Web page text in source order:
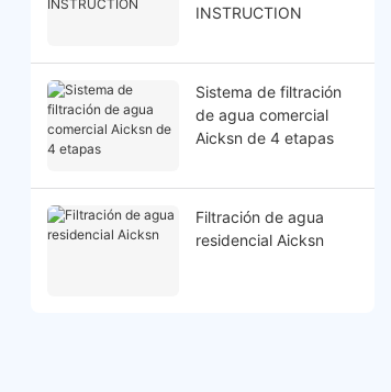
INSTRUCTION
Sistema de filtración
de agua comercial
Aicksn de 4 etapas
Filtración de agua
residencial Aicksn